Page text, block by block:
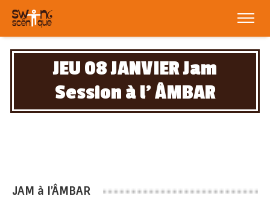
JEU 08 JANVIER Jam
Session à l’ ÂMBAR
JAM à l’ÂMBAR